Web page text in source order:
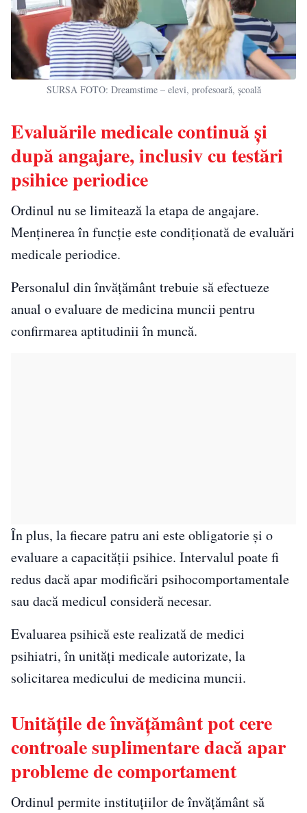
SURSA FOTO: Dreamstime – elevi, profesoară, școală
Evaluările medicale continuă și
după angajare, inclusiv cu testări
psihice periodice
Ordinul nu se limitează la etapa de angajare.
Menținerea în funcție este condiționată de evaluări
medicale periodice.
Personalul din învățământ trebuie să efectueze
anual o evaluare de medicina muncii pentru
confirmarea aptitudinii în muncă.
În plus, la fiecare patru ani este obligatorie și o
evaluare a capacității psihice. Intervalul poate fi
redus dacă apar modificări psihocomportamentale
sau dacă medicul consideră necesar.
Evaluarea psihică este realizată de medici
psihiatri, în unități medicale autorizate, la
solicitarea medicului de medicina muncii.
Unitățile de învățământ pot cere
controale suplimentare dacă apar
probleme de comportament
Ordinul permite instituțiilor de învățământ să